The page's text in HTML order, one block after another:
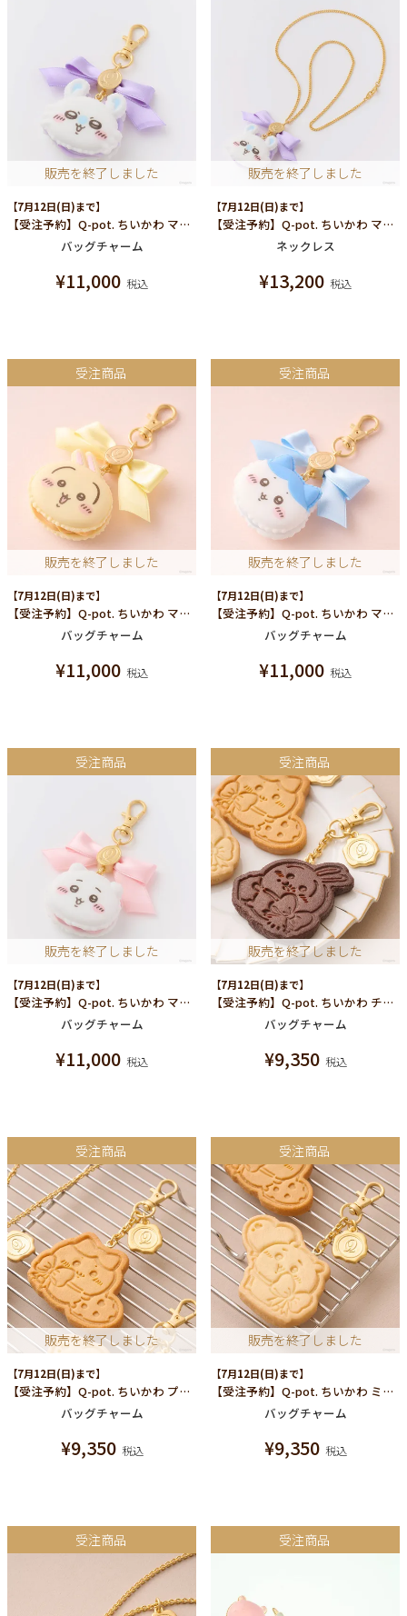
販売を終了しました
【7月12日(日)まで】
【受注予約】Q-pot. ちいかわ マカロン バッグチャーム（モモンガ）
バッグチャーム
¥11,000 税込
販売を終了しました
【7月12日(日)まで】
【受注予約】Q-pot. ちいかわ マカロン ネックレス（モモンガ）
ネックレス
¥13,200 税込
受注商品
販売を終了しました
【7月12日(日)まで】
【受注予約】Q-pot. ちいかわ マカロン バッグチャーム（うさぎ）
バッグチャーム
¥11,000 税込
受注商品
販売を終了しました
【7月12日(日)まで】
【受注予約】Q-pot. ちいかわ マカロン バッグチャーム（ハチワレ）
バッグチャーム
¥11,000 税込
受注商品
販売を終了しました
【7月12日(日)まで】
【受注予約】Q-pot. ちいかわ マカロン バッグチャーム（ちいかわ）
バッグチャーム
¥11,000 税込
受注商品
販売を終了しました
【7月12日(日)まで】
【受注予約】Q-pot. ちいかわ チョコレートクッキー バッグチャーム（うさぎ）
バッグチャーム
¥9,350 税込
受注商品
販売を終了しました
【7月12日(日)まで】
【受注予約】Q-pot. ちいかわ プレーンクッキー バッグチャーム（ハチワレ）
バッグチャーム
¥9,350 税込
受注商品
販売を終了しました
【7月12日(日)まで】
【受注予約】Q-pot. ちいかわ ミルククッキー バッグチャーム（ちいかわ）
バッグチャーム
¥9,350 税込
受注商品 受注商品